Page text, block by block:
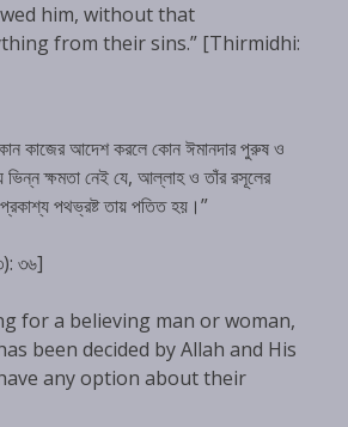
him, without that
from their sins.” [Thirmidhi:
কাজের আদেশ করলে কোন ঈমানদার পুরুষ ও
ভিন্ন ক্ষমতা নেই যে, আল্লাহ ও তাঁর রসূলের
পথভ্রষ্ট তায় পতিত হয়।”
৩৬]
for a believing man or woman,
been decided by Allah and His
any option about their